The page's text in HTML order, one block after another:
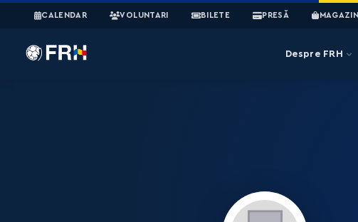
CALENDAR VOLUNTARI BILETE PRESĂ MAGAZIN
Despre FRH